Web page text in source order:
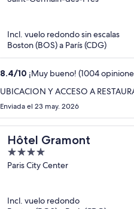
Incl. vuelo redondo sin escalas
Boston (BOS) a París (CDG)
8.4/10 ¡Muy bueno! (1004
UBICACION Y ACCESO A
Enviada el 23 may. 2026
Hôtel Gramont
4
out
Paris City Center
Incl. vuelo redondo